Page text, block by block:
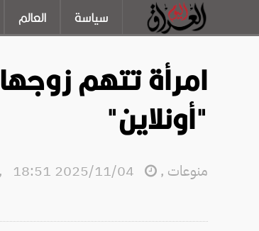
سياسة العالم
امرأة تتهم
"أونلاين"
منوعات ,
,